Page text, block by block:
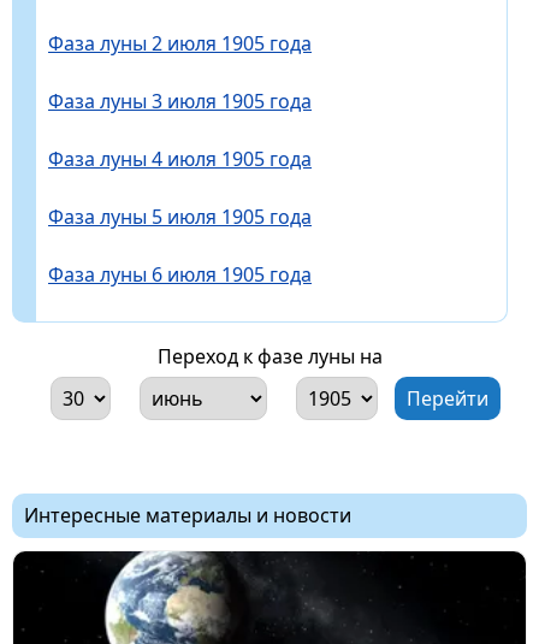
Фаза луны 2 июля 1905 года
Фаза луны 3 июля 1905 года
Фаза луны 4 июля 1905 года
Фаза луны 5 июля 1905 года
Фаза луны 6 июля 1905 года
Переход к фазе луны на
Интересные материалы и новости